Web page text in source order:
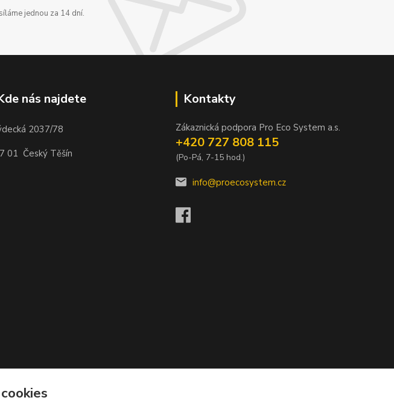
jednou za 14 dní.
nás najdete
2037/78
01 Český Těšín
mapu
Kontakty
Zákaznická podpora Pro Eco System a.s.
+420 727 808 115
(Po-Pá, 7-15 hod.)
info@proecosystem.cz